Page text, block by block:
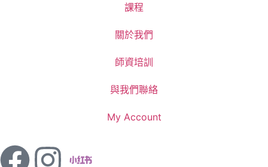
課程
關於我們
師資培訓
與我們聯絡
My Account